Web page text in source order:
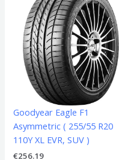
Goodyear Eagle F1
Asymmetric ( 255/55 R20
110Y XL EVR, SUV )
€256.19